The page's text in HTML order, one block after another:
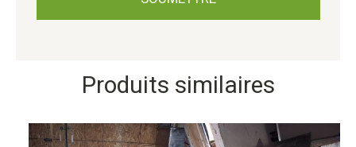
Produits similaires